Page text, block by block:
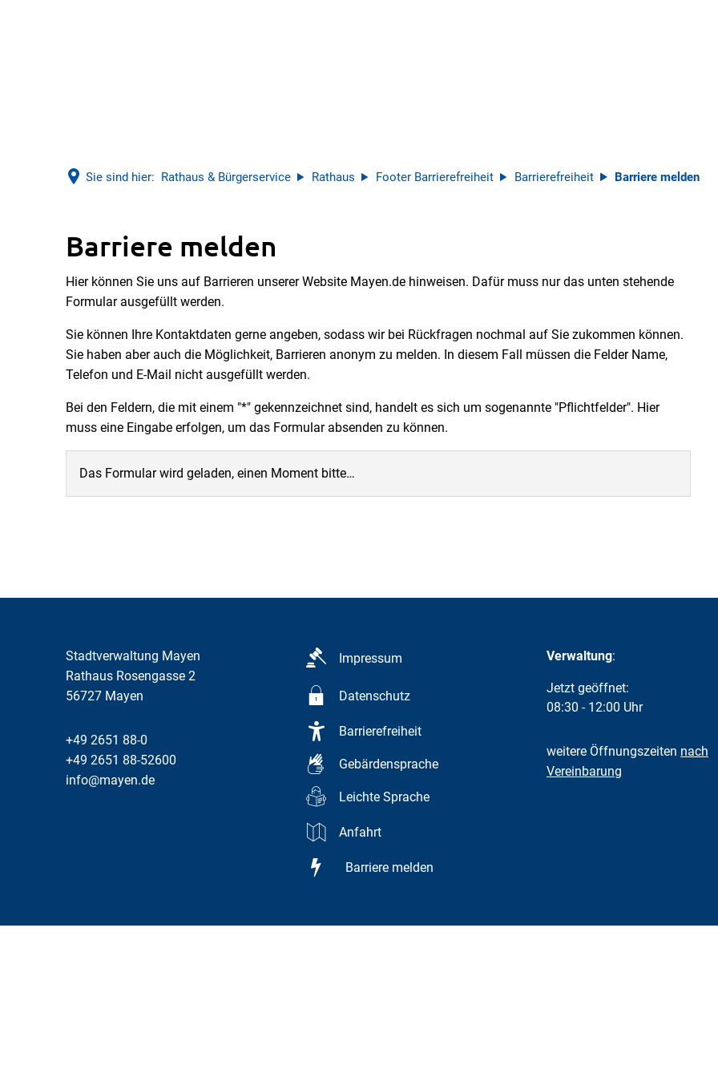
Sie sind hier: Rathaus & Bürgerservice Rathaus Footer Barrierefreiheit Barrierefreiheit Barriere melden
Barriere
melden
Barriere melden
Hier können Sie uns auf Barrieren unserer Website Mayen.de hinweisen. Dafür muss nur das unten stehende
Formular ausgefüllt werden.
Sie können Ihre Kontaktdaten gerne angeben, sodass wir bei Rückfragen nochmal auf Sie zukommen können.
Sie haben aber auch die Möglichkeit, Barrieren anonym zu melden. In diesem Fall müssen die Felder Name,
Telefon und E-Mail nicht ausgefüllt werden.
Bei den Feldern, die mit einem "*" gekennzeichnet sind, handelt es sich um sogenannte "Pflichtfelder". Hier
muss eine Eingabe erfolgen, um das Formular absenden zu können.
Das Formular wird geladen, einen Moment bitte…
Stadtverwaltung Mayen
Rathaus Rosengasse 2
56727 Mayen
+49 2651 88-0
+49 2651 88-52600
info@mayen.de
Impressum
Datenschutz
Barrierefreiheit
Gebärdensprache
Leichte Sprache
Anfahrt
Barriere melden
Verwaltung:
Klicken, um weitere Öffnungs-
Jetzt geöffnet:
08:30 - 12:00 Uhr
weitere Öffnungszeiten nach
Vereinbarung